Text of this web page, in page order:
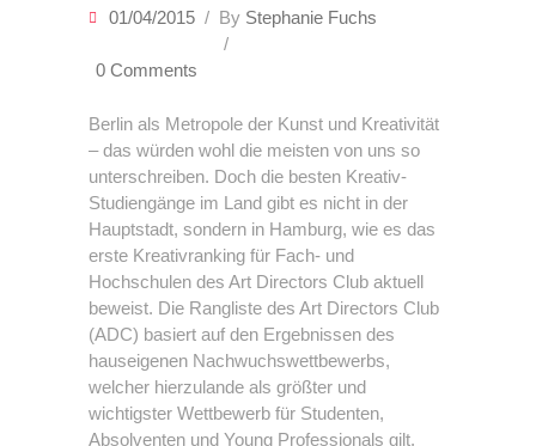
01/04/2015 By Stephanie Fuchs
0 Comments
Berlin als Metropole der Kunst und Kreativität
– das würden wohl die meisten von uns so
unterschreiben. Doch die besten Kreativ-
Studiengänge im Land gibt es nicht in der
Hauptstadt, sondern in Hamburg, wie es das
erste Kreativranking für Fach- und
Hochschulen des Art Directors Club aktuell
beweist. Die Rangliste des Art Directors Club
(ADC) basiert auf den Ergebnissen des
hauseigenen Nachwuchswettbewerbs,
welcher hierzulande als größter und
wichtigster Wettbewerb für Studenten,
Absolventen und Young Professionals gilt.